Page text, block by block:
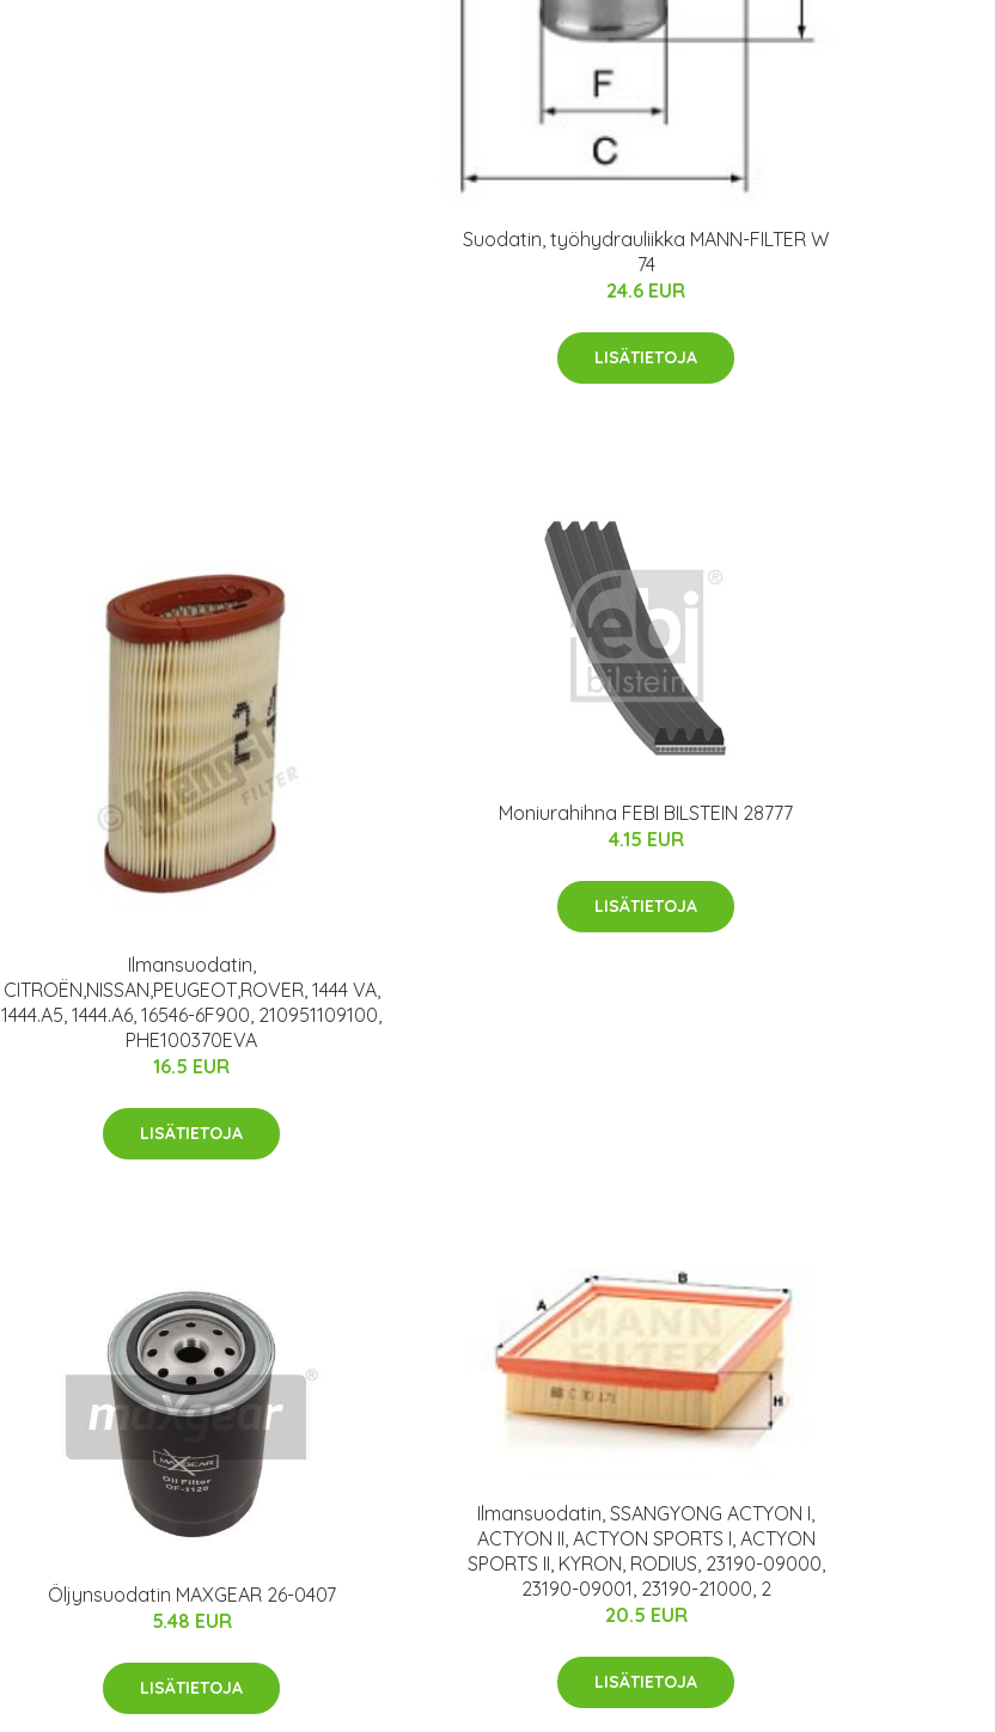
Suodatin, työhydrauliikka MANN-FILTER W
74
24.6 EUR
LISÄTIETOJA
Ilmansuodatin,
CITROËN,NISSAN,PEUGEOT,ROVER, 1444 VA,
1444.A5, 1444.A6, 16546-6F900, 210951109100,
PHE100370EVA
16.5 EUR
LISÄTIETOJA
Moniurahihna FEBI BILSTEIN 28777
4.15 EUR
LISÄTIETOJA
Öljynsuodatin MAXGEAR 26-0407
5.48 EUR
LISÄTIETOJA
Ilmansuodatin, SSANGYONG ACTYON I,
ACTYON II, ACTYON SPORTS I, ACTYON
SPORTS II, KYRON, RODIUS, 23190-09000,
23190-09001, 23190-21000, 2
20.5 EUR
LISÄTIETOJA